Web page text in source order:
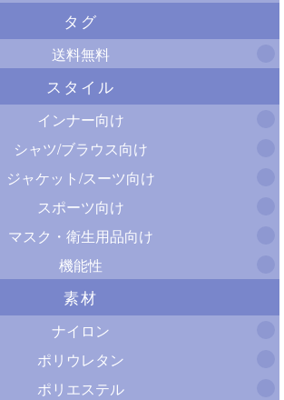
タグ
送料無料
スタイル
インナー向け
シャツ/ブラウス向け
ジャケット/スーツ向け
スポーツ向け
マスク・衛生用品向け
機能性
素材
ナイロン
ポリウレタン
ポリエステル